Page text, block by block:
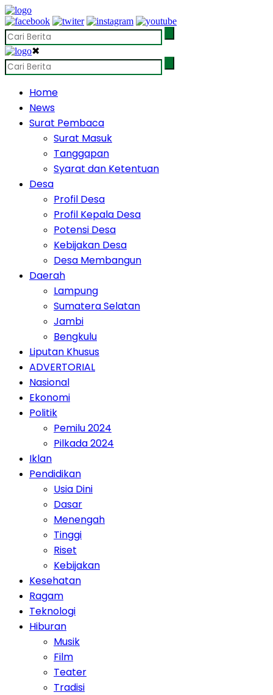
✖
Home
News
Surat Pembaca
Surat Masuk
Tanggapan
Syarat dan Ketentuan
Desa
Profil Desa
Profil Kepala Desa
Potensi Desa
Kebijakan Desa
Desa Membangun
Daerah
Lampung
Sumatera Selatan
Jambi
Bengkulu
Liputan Khusus
ADVERTORIAL
Nasional
Ekonomi
Politik
Pemilu 2024
Pilkada 2024
Iklan
Pendidikan
Usia Dini
Dasar
Menengah
Tinggi
Riset
Kebijakan
Kesehatan
Ragam
Teknologi
Hiburan
Musik
Film
Teater
Tradisi